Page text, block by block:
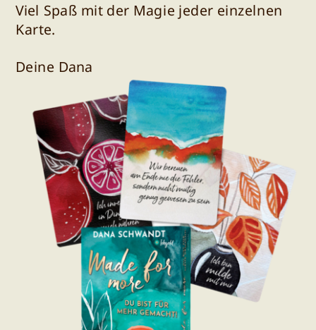
Viel Spaß mit der Magie jeder einzelnen
Karte.
Deine Dana